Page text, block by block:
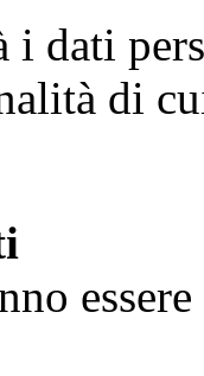
dati
di